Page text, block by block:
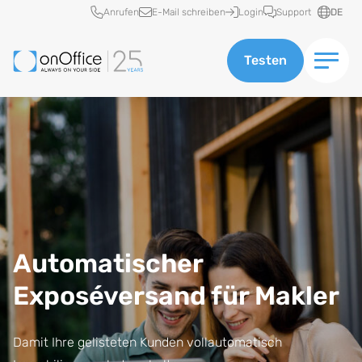
Schnellzugriff
Anrufen E-Mail schreiben Login Support DE
Testen
Automatischer
Exposéversand für Makler
Damit Ihre gelisteten Kunden vollautomatisch